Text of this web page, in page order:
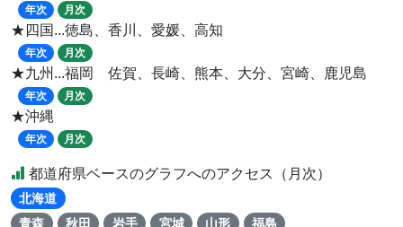
年次 月次
★四国...徳島、香川、愛媛、高知
年次 月次
★九州...福岡 佐賀、長崎、熊本、大分、宮崎、鹿児島
年次 月次
★沖縄
年次 月次
都道府県ベースのグラフへのアクセス（月次）
北海道
青森
秋田 岩手 宮城 山形 福島